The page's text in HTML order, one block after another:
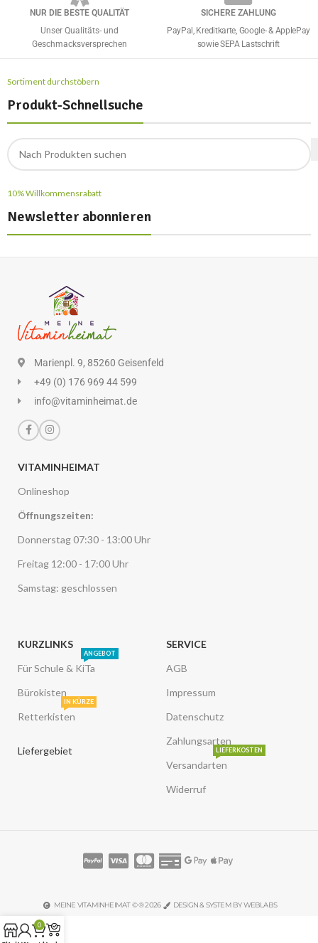
NUR DIE BESTE QUALITÄT
Unser Qualitäts- und
Geschmacksversprechen
SICHERE ZAHLUNG
PayPal, Kreditkarte, Google- & ApplePay
sowie SEPA Lastschrift
Sortiment durchstöbern
Produkt-Schnellsuche
10% Willkommensrabatt
Newsletter abonnieren
Marienpl. 9, 85260 Geisenfeld
+49 (0) 176 969 44 599
info@vitaminheimat.de
VITAMINHEIMAT
Onlineshop
Öffnungszeiten:
Donnerstag 07:30 - 13:00 Uhr
Freitag 12:00 - 17:00 Uhr
Samstag: geschlossen
KURZLINKS
Für Schule & KiTa
ANGEBOT
Bürokisten
Retterkisten
IN KÜRZE
Liefergebiet
SERVICE
AGB
Impressum
Datenschutz
Zahlungsarten
Versandarten
LIEFERKOSTEN
Widerruf
MEINE VITAMINHEIMAT © ® 2026 DESIGN & SYSTEM BY WEBLABS
0